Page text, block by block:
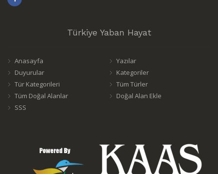
Türkiye Yaban Hayat
Anasayfa
Yazılar
Duyurular
Kategoriler
Tür Kategorileri
Tüm Türler
Tüm Doğal Alanlar
Doğal Alan Ekle
SSS